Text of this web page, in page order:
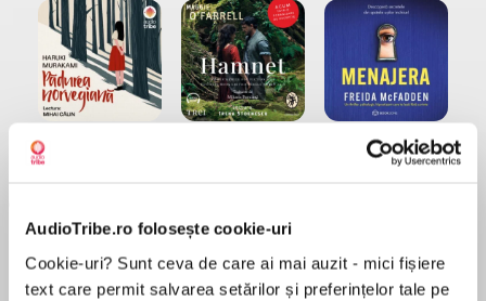
AudioTribe.ro folosește cookie-uri
Cookie-uri? Sunt ceva de care ai mai auzit - mici fișiere
text care permit salvarea setărilor și preferințelor tale pe
Pădurea norvegiană Menajera
Freida McFadden